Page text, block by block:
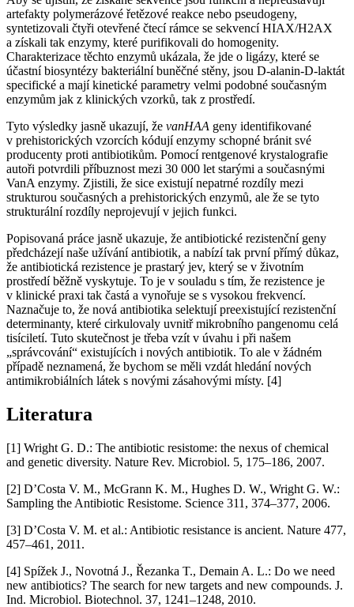
artefakty polymerázové řetězové reakce nebo pseudogeny,
syntetizovali čtyři otevřené čtecí rámce se sekvencí HIAX/H2AX
a získali tak enzymy, které purifikovali do homogenity.
Charakterizace těchto enzymů ukázala, že jde o ligázy, které se
účastní biosyntézy bakteriální buněčné stěny, jsou D-alanin-D-laktát
specifické a mají kinetické parametry velmi podobné současným
enzymům jak z klinických vzorků, tak z prostředí.
Tyto výsledky jasně ukazují, že vanHAA geny identifikované
v prehistorických vzorcích kódují enzymy schopné bránit své
producenty proti antibiotikům. Pomocí rentgenové krystalografie
autoři potvrdili příbuznost mezi 30 000 let starými a současnými
VanA enzymy. Zjistili, že sice existují nepatrné rozdíly mezi
strukturou současných a prehistorických enzymů, ale že se tyto
strukturální rozdíly neprojevují v jejich funkci.
Popisovaná práce jasně ukazuje, že antibiotické rezistenční geny
předcházejí naše užívání antibiotik, a nabízí tak první přímý důkaz,
že antibiotická rezistence je prastarý jev, který se v životním
prostředí běžně vyskytuje. To je v souladu s tím, že rezistence je
v klinické praxi tak častá a vynořuje se s vysokou frekvencí.
Naznačuje to, že nová antibiotika selektují preexistující rezistenční
determinanty, které cirkulovaly uvnitř mikrobního pangenomu celá
tisíciletí. Tuto skutečnost je třeba vzít v úvahu i při našem
„správcování“ existujících i nových antibiotik. To ale v žádném
případě neznamená, že bychom se měli vzdát hledání nových
antimikrobiálních látek s novými zásahovými místy. [4]
Literatura
[1] Wright G. D.: The antibiotic resistome: the nexus of chemical
and genetic diversity. Nature Rev. Microbiol. 5, 175–186, 2007.
[2] D’Costa V. M., McGrann K. M., Hughes D. W., Wright G. W.:
Sampling the Antibiotic Resistome. Science 311, 374–377, 2006.
[3] D’Costa V. M. et al.: Antibiotic resistance is ancient. Nature 477,
457–461, 2011.
[4] Spížek J., Novotná J., Řezanka T., Demain A. L.: Do we need
new antibiotics? The search for new targets and new compounds. J.
Ind. Microbiol. Biotechnol. 37, 1241–1248, 2010.